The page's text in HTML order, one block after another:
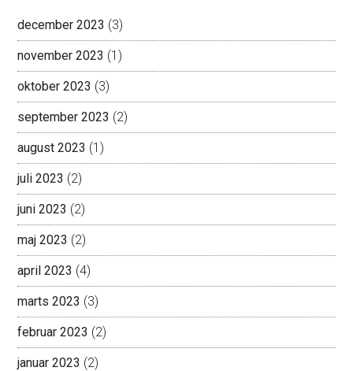
december 2023 (3)
november 2023 (1)
oktober 2023 (3)
september 2023 (2)
august 2023 (1)
juli 2023 (2)
juni 2023 (2)
maj 2023 (2)
april 2023 (4)
marts 2023 (3)
februar 2023 (2)
januar 2023 (2)